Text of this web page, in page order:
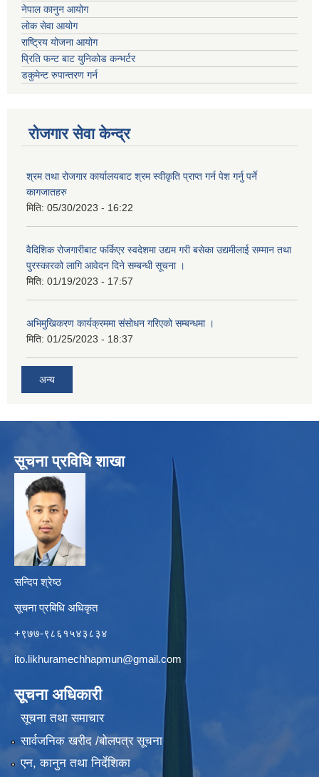
नेपाल कानुन आयोग
लोक सेवा आयोग
राष्ट्रिय योजना आयोग
प्रिति फन्ट बाट युनिकोड कन्भर्टर
डकुमेन्ट रुपान्तरण गर्न
रोजगार सेवा केन्द्र
श्रम तथा रोजगार कार्यालयबाट श्रम स्वीकृति प्राप्त गर्न पेश गर्नु पर्ने
कागजातहरु
मिति: 05/30/2023 - 16:22
वैदिशिक रोजगारीबाट फर्किएर स्वदेशमा उद्यम गरी बसेका उद्यमीलाई सम्मान तथा
पुरस्कारको लागि आवेदन दिने सम्बन्धी सूचना ।
मिति: 01/19/2023 - 17:57
अभिमुखिकरण कार्यक्रममा संसोधन गरिएको सम्बन्धमा ।
मिति: 01/25/2023 - 18:37
अन्य
सूचना प्रविधि शाखा
सन्दिप श्रेष्ठ
सूचना प्रबिधि अधिकृत
+९७७-९८६१५४३८३४
ito.likhuramechhapmun@gmail.com
सूचना अधिकारी
सूचना तथा समाचार
सार्वजनिक खरीद /बोलपत्र सूचना
एन, कानुन तथा निर्देशिका